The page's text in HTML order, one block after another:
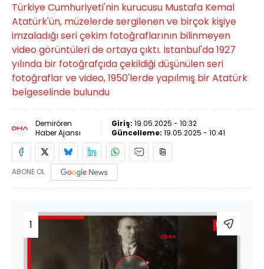
Türkiye Cumhuriyeti'nin kurucusu Mustafa Kemal
Atatürk'ün, müzelerde sergilenen ve birçok kişiye
imzaladığı seri çekim fotoğraflarının bilinmeyen
video görüntüleri de ortaya çıktı. İstanbul'da 1927
yılında bir fotoğrafçıda çekildiği düşünülen seri
fotoğraflar ve video, 1950'lerde yapılmış bir Atatürk
belgeselinde bulundu
Demirören
Haber Ajansı
Giriş: 19.05.2025 - 10:32
Güncelleme: 19.05.2025 - 10:41
ABONE OL
1